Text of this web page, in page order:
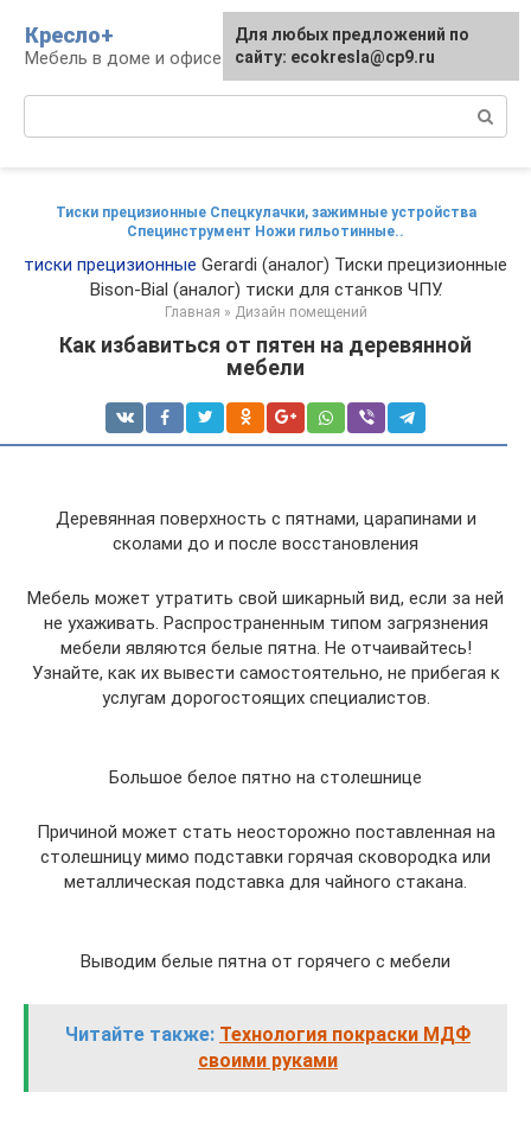
контенту
Кресло+
Мебель в доме и офисе
Тиски прецизионные Спецкулачки, зажимные устройства
Специнструмент Ножи гильотинные..
тиски прецизионные Gerardi (аналог) Тиски прецизионные
Bison-Bial (аналог) тиски для станков ЧПУ.
Главная » Дизайн помещений
Как избавиться от пятен на деревянной
мебели
Деревянная поверхность с пятнами, царапинами и
сколами до и после восстановления
Мебель может утратить свой шикарный вид, если за ней
не ухаживать. Распространенным типом загрязнения
мебели являются белые пятна. Не отчаивайтесь!
Узнайте, как их вывести самостоятельно, не прибегая к
услугам дорогостоящих специалистов.
Большое белое пятно на столешнице
Причиной может стать неосторожно поставленная на
столешницу мимо подставки горячая сковородка или
металлическая подставка для чайного стакана.
Выводим белые пятна от горячего с мебели
Читайте также: Технология покраски МДФ
своими руками
Для любых предложений по
сайту: ecokresla@cp9.ru